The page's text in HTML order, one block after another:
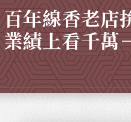
百年線香老店
業績上看千萬